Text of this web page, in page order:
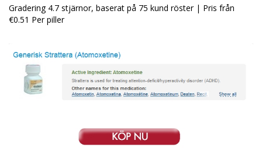
Gradering 4.7 stjärnor, baserat på 75 kund röster| Pris från
€0.51 Per piller